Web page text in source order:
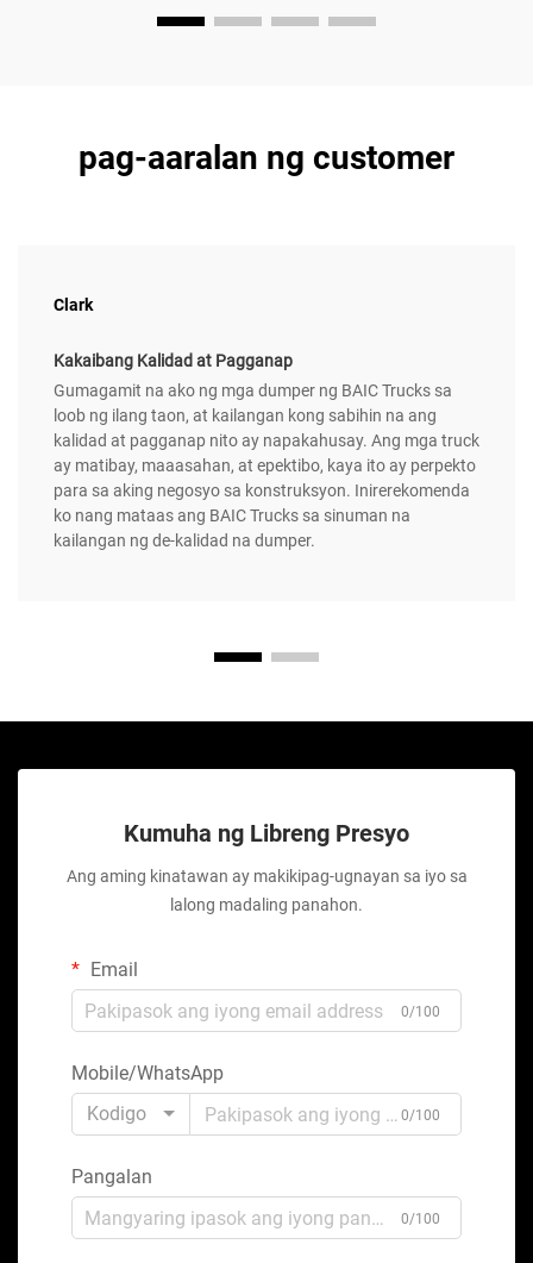
pag-aaralan ng customer
Clark
Kakaibang Kalidad at Pagganap
Gumagamit na ako ng mga dumper ng BAIC Trucks sa
loob ng ilang taon, at kailangan kong sabihin na ang
kalidad at pagganap nito ay napakahusay. Ang mga truck
ay matibay, maaasahan, at epektibo, kaya ito ay perpekto
para sa aking negosyo sa konstruksyon. Inirerekomenda
ko nang mataas ang BAIC Trucks sa sinuman na
kailangan ng de-kalidad na dumper.
Kumuha ng Libreng Presyo
Ang aming kinatawan ay makikipag-ugnayan sa iyo sa
lalong madaling panahon.
Email
0/100
Mobile/WhatsApp
Kodigo
0/100
Pangalan
0/100